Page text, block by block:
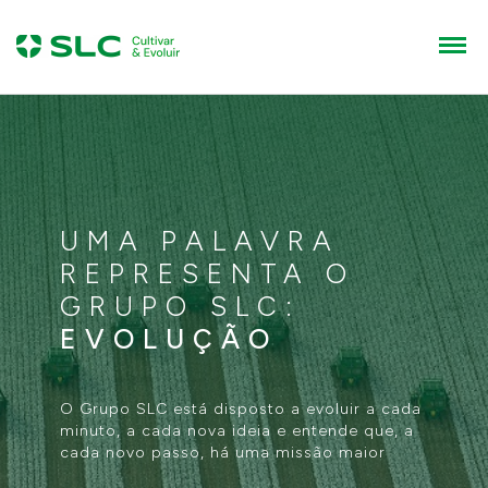
FALE
CONOSCO
E-mail
Telefone
Cidade / Estado
Sua mensagem
SEU
UMA PALAVRA
REPRESENTA O
GRUPO SLC:
EVOLUÇÃO
O Grupo SLC está disposto a evoluir a cada
minuto, a cada nova ideia e entende que, a
cada novo passo, há uma missão maior